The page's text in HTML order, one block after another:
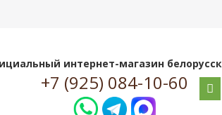
интернет-магазин
+7 (925) 084-10-60